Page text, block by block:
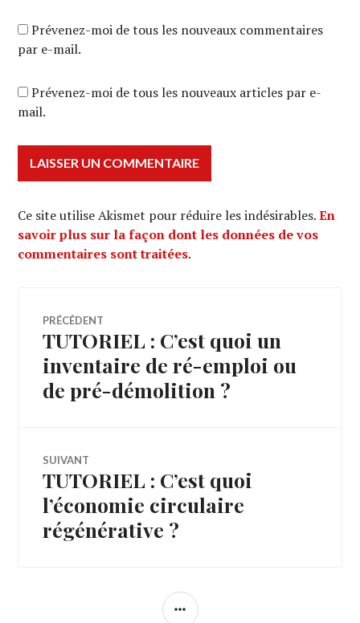
Prévenez-moi de tous les nouveaux commentaires
par e-mail.
Prévenez-moi de tous les nouveaux articles par e-
mail.
Ce site utilise Akismet pour réduire les indésirables.En
savoir plus sur la façon dont les données de vos
commentaires sont traitées.
Navigation
de
l’article
PRÉCÉDENT
Article
précédent :
TUTORIEL : C’est quoi un
inventaire de ré-emploi ou
de pré-démolition ?
SUIVANT
Article
Suivant:
TUTORIEL : C’est quoi
l’économie circulaire
régénérative ?
COLONNE